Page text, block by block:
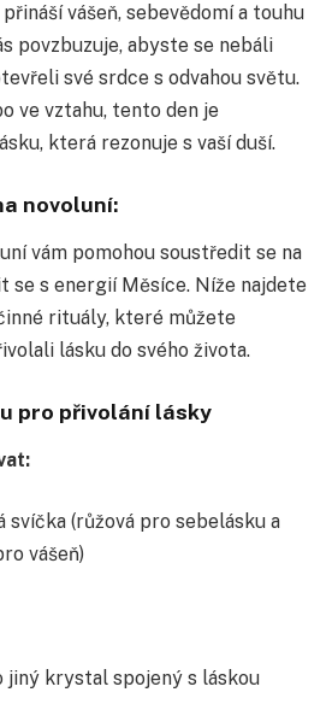
vášeň, sebevědomí a touhu
povzbuzuje, abyste se nebáli
své srdce s odvahou světu.
ve vztahu, tento den je
která rezonuje s vaší duší.
novoluní:
vám pomohou soustředit se na
se s energií Měsíce. Níže najdete
rituály, které můžete
lásku do svého života.
pro přivolání lásky
svíčka (růžová pro sebelásku a
vášeň)
jiný krystal spojený s láskou